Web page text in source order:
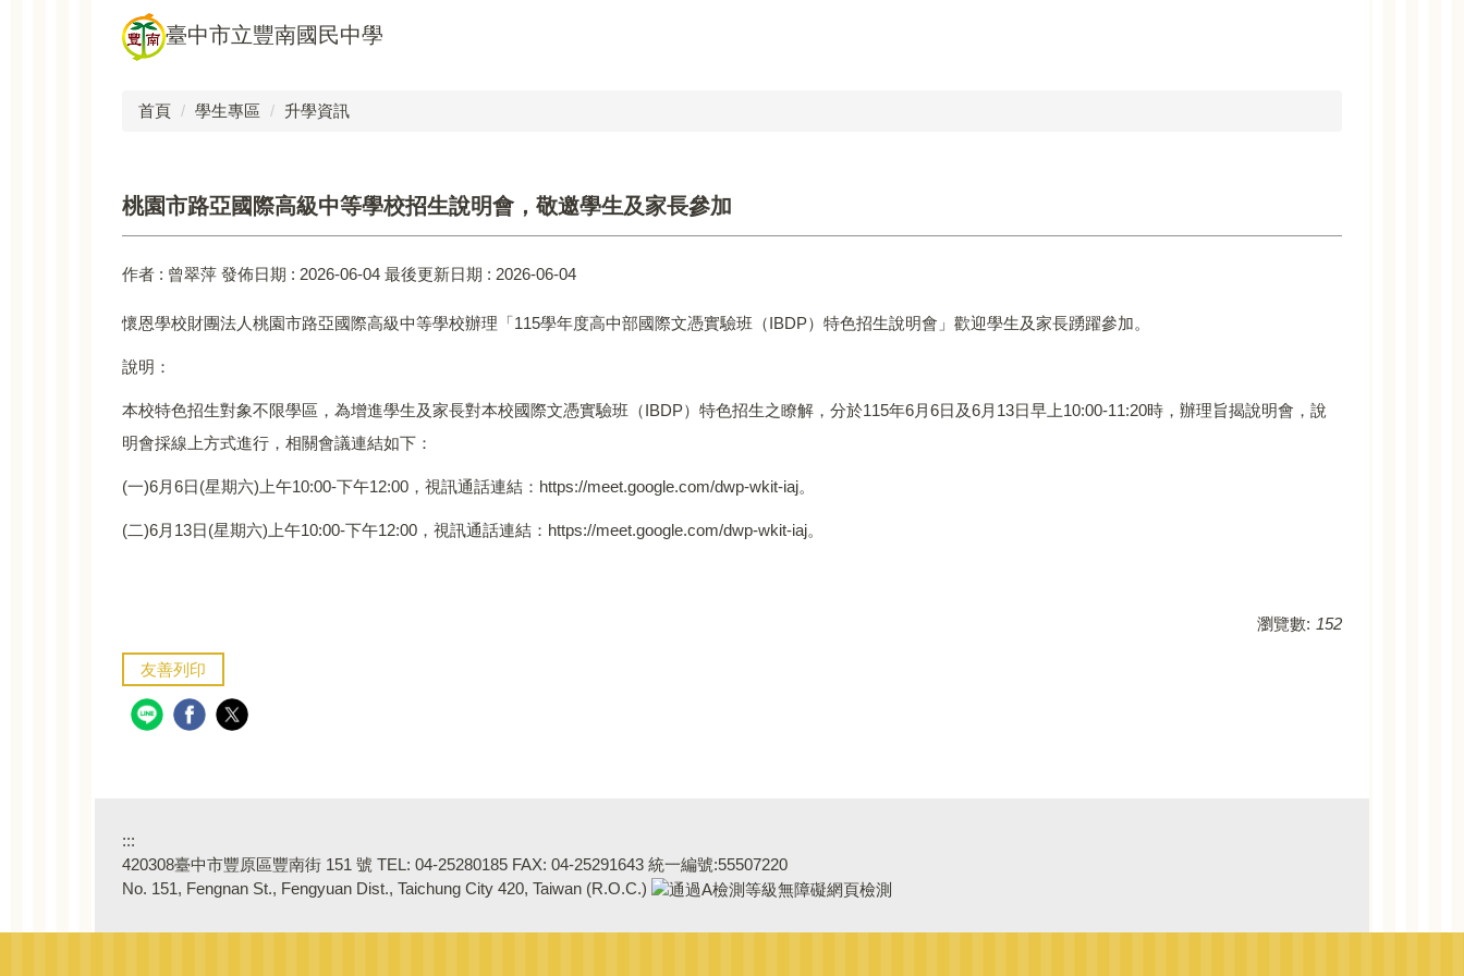
臺中市立豐南國民中學
首頁 學生專區 升學資訊
桃園市路亞國際高級中等學校招生說明會，敬邀學生及家長參加
作者 : 曾翠萍 發佈日期 : 2026-06-04 最後更新日期 : 2026-06-04
懷恩學校財團法人桃園市路亞國際高級中等學校辦理「115學年度高中部國際文憑實驗班（IBDP）特色招生說明會」歡迎學生及家長踴躍參加。
說明：
本校特色招生對象不限學區，為增進學生及家長對本校國際文憑實驗班（IBDP）特色招生之瞭解，分於115年6月6日及6月13日早上10:00-11:20時，辦理旨揭說明會，說
明會採線上方式進行，相關會議連結如下：
(一)6月6日(星期六)上午10:00-下午12:00，視訊通話連結：https://meet.google.com/dwp-wkit-iaj。
(二)6月13日(星期六)上午10:00-下午12:00，視訊通話連結：https://meet.google.com/dwp-wkit-iaj。
瀏覽數: 152
友善列印
:::
420308臺中市豐原區豐南街 151 號 TEL: 04-25280185 FAX: 04-25291643 統一編號:55507220
No. 151, Fengnan St., Fengyuan Dist., Taichung City 420, Taiwan (R.O.C.)